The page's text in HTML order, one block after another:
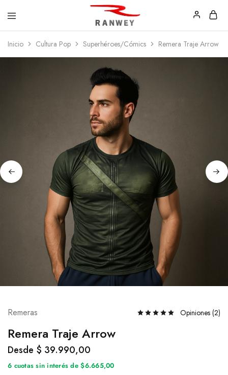
Ranwey
|
Tu
Tu
Estilo,
Tu
Remeras,
Inicio Cultura Pop Superhéroes/Cómics Remera Traje Arrow
Remeras Opiniones (2)
Remera Traje Arrow
Desde $ 39.990,00
6 cuotas sin interés de $6.665,00